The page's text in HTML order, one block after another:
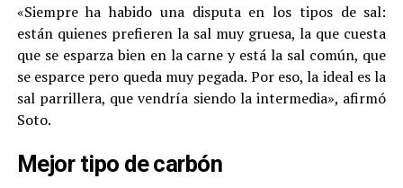
«Siempre ha habido una disputa en los tipos de sal:
están quienes prefieren la sal muy gruesa, la que cuesta
que se esparza bien en la carne y está la sal común, que
se esparce pero queda muy pegada. Por eso, la ideal es la
sal parrillera, que vendría siendo la intermedia», afirmó
Soto.
Mejor tipo de carbón